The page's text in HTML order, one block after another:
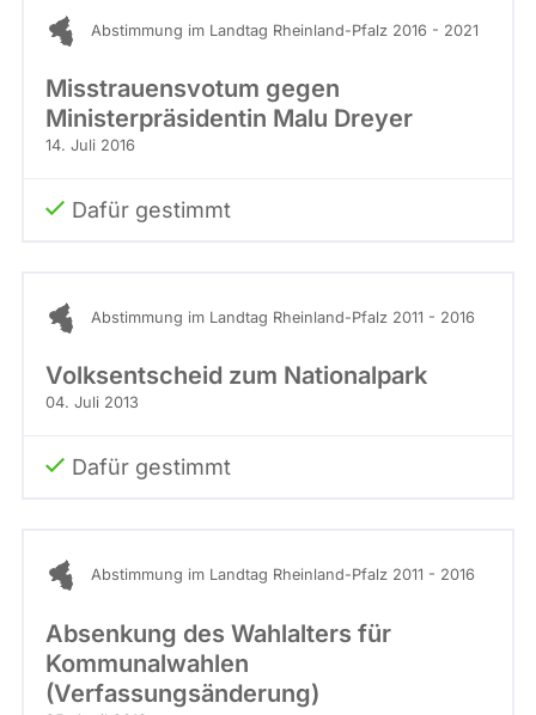
abgeordnetenwatch
werden.
Abstimmung im Landtag Rheinland-Pfalz 2016 - 2021
Misstrauensvotum gegen
Ministerpräsidentin Malu Dreyer
14. Juli 2016
Dafür gestimmt
Abstimmung im Landtag Rheinland-Pfalz 2011 - 2016
Volksentscheid zum Nationalpark
04. Juli 2013
Dafür gestimmt
Abstimmung im Landtag Rheinland-Pfalz 2011 - 2016
Absenkung des Wahlalters für
Kommunalwahlen
(Verfassungsänderung)